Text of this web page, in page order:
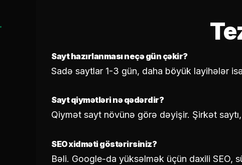
Sayt hazırlanması neçə gün çəkir?
Sadə saytlar 1-3 gün, daha böyük layihələr
Sayt qiymətləri nə qədərdir?
Qiymət sayt növünə görə dəyişir. Şirkət
SEO xidməti göstərirsiniz?
Bəli. Google-da yüksəlmək üçün daxili SEO,